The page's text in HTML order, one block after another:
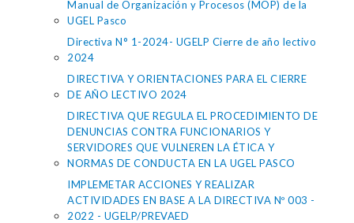
Manual de Organización y Procesos (MOP) de la
UGEL Pasco
Directiva N° 1-2024- UGELP Cierre de año lectivo
2024
DIRECTIVA Y ORIENTACIONES PARA EL CIERRE
DE AÑO LECTIVO 2024
DIRECTIVA QUE REGULA EL PROCEDIMIENTO DE
DENUNCIAS CONTRA FUNCIONARIOS Y
SERVIDORES QUE VULNEREN LA ÉTICA Y
NORMAS DE CONDUCTA EN LA UGEL PASCO
IMPLEMETAR ACCIONES Y REALIZAR
ACTIVIDADES EN BASE A LA DIRECTIVA Nº 003 -
2022 - UGELP/PREVAED